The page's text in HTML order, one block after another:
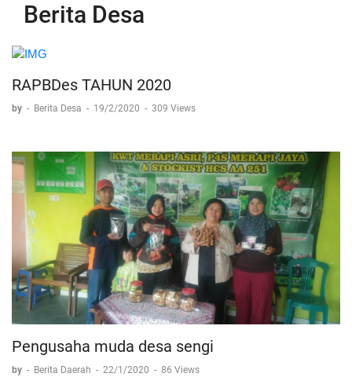
Berita Desa
RAPBDes TAHUN 2020
by - Berita Desa - 19/2/2020 - 309 Views
Pengusaha muda desa sengi
by - Berita Daerah - 22/1/2020 - 86 Views